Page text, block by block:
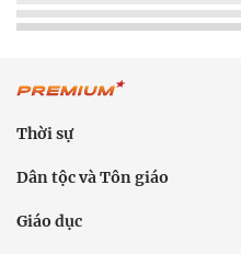
Thời sự
Dân tộc và Tôn giáo
Giáo dục